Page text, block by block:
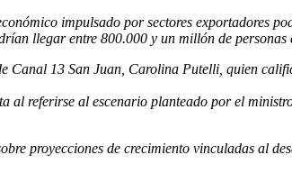
impulsado por sectores exportadores
llegar entre 800.000 y un millón de personas
13 San Juan, Carolina Putelli, quien
al referirse al escenario planteado por el
proyecciones de crecimiento vinculadas al